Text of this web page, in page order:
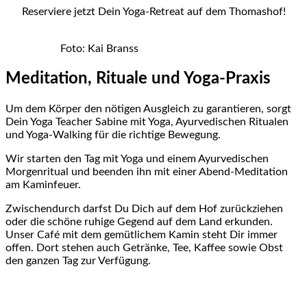
Reserviere jetzt Dein Yoga-Retreat auf dem Thomashof!
Foto: Kai Branss
Meditation, Rituale und Yoga-Praxis
Um dem Körper den nötigen Ausgleich zu garantieren, sorgt
Dein Yoga Teacher Sabine mit Yoga, Ayurvedischen Ritualen
und Yoga-Walking für die richtige Bewegung.
Wir starten den Tag mit Yoga und einem Ayurvedischen
Morgenritual und beenden ihn mit einer Abend-Meditation
am Kaminfeuer.
Zwischendurch darfst Du Dich auf dem Hof zurückziehen
oder die schöne ruhige Gegend auf dem Land erkunden.
Unser Café mit dem gemütlichem Kamin steht Dir immer
offen. Dort stehen auch Getränke, Tee, Kaffee sowie Obst
den ganzen Tag zur Verfügung.